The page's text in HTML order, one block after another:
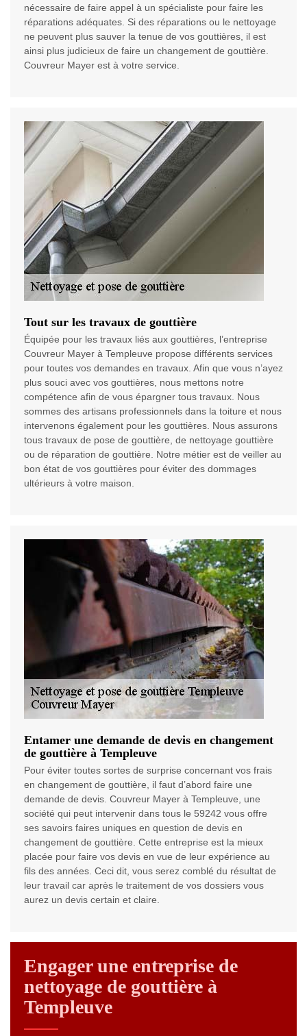
nécessaire de faire appel à un spécialiste pour faire les
réparations adéquates. Si des réparations ou le nettoyage
ne peuvent plus sauver la tenue de vos gouttières, il est
ainsi plus judicieux de faire un changement de gouttière.
Couvreur Mayer est à votre service.
Tout sur les travaux de gouttière
Équipée pour les travaux liés aux gouttières, l’entreprise
Couvreur Mayer à Templeuve propose différents services
pour toutes vos demandes en travaux. Afin que vous n’ayez
plus souci avec vos gouttières, nous mettons notre
compétence afin de vous épargner tous travaux. Nous
sommes des artisans professionnels dans la toiture et nous
intervenons également pour les gouttières. Nous assurons
tous travaux de pose de gouttière, de nettoyage gouttière
ou de réparation de gouttière. Notre métier est de veiller au
bon état de vos gouttières pour éviter des dommages
ultérieurs à votre maison.
Entamer une demande de devis en changement
de gouttière à Templeuve
Pour éviter toutes sortes de surprise concernant vos frais
en changement de gouttière, il faut d’abord faire une
demande de devis. Couvreur Mayer à Templeuve, une
société qui peut intervenir dans tous le 59242 vous offre
ses savoirs faires uniques en question de devis en
changement de gouttière. Cette entreprise est la mieux
placée pour faire vos devis en vue de leur expérience au
fils des années. Ceci dit, vous serez comblé du résultat de
leur travail car après le traitement de vos dossiers vous
aurez un devis certain et claire.
Engager une entreprise de
nettoyage de gouttière à
Templeuve